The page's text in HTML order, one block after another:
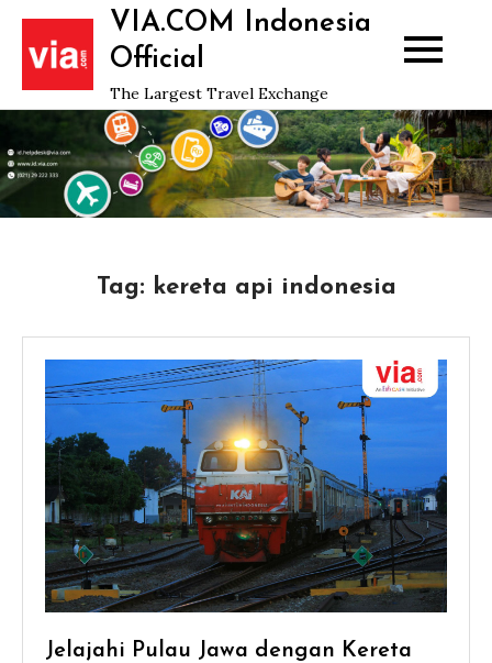
Skip
content
VIA.COM Indonesia
Official
The Largest Travel Exchange
Tag: kereta api indonesia
Jelajahi Pulau Jawa dengan Kereta